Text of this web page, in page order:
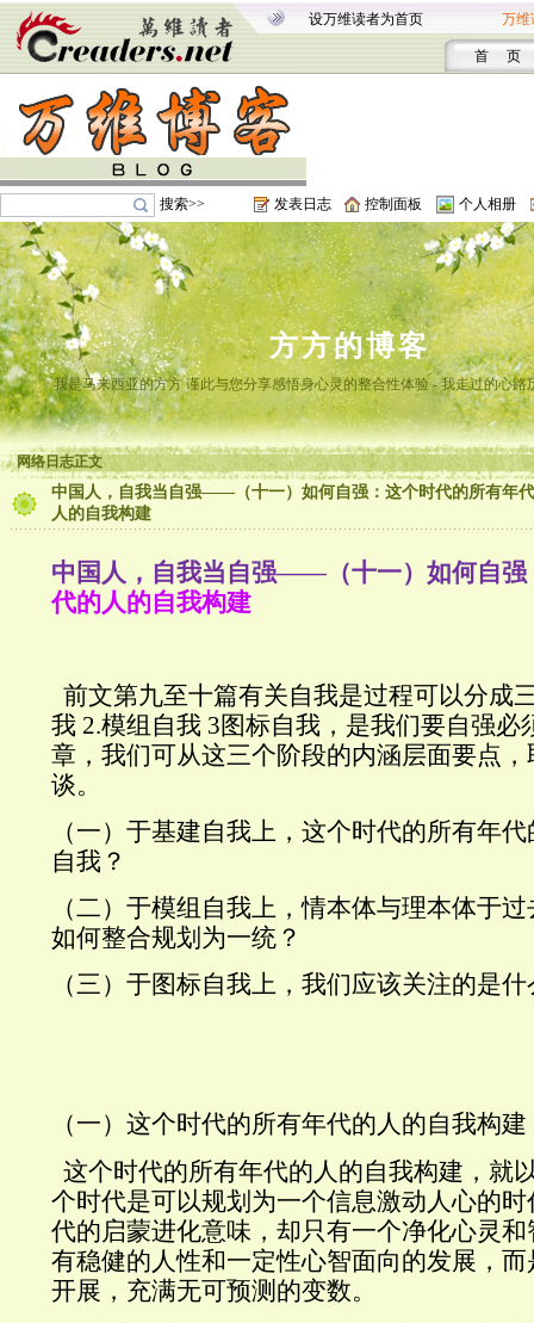
设万维读者为首页 万维
首 页
搜索>> 发表日志 控制面板 个人相册
方方的博客
我是马来西亚的方方 谨此与您分享感悟身心灵的整合性体验 - 我走过的心路
网络日志正文
中国人，自我当自强——（十一）如何自强：这个时代的所有年
人的自我构建
中国人，自我当自强——（十一） 如何自强
代的人的自我构建
前文第九至十篇有关自我是过程可以分成
我 2.模组自我 3图标自我，是我们要自强必
章，我们可从这三个阶段的内涵层面要点
谈。
（一）于基建自我上，这个时代的所有年
自我？
（二）于模组自我上，情本体与理本体于
如何整合规划为一统？
（三）于图标自我上，我们应该关注的是什
（一）这个时代的所有年代的人的自我构建
这个时代的所有年代的人的自我构建，就
个时代是可以规划为一个信息激动人心的
代的启蒙进化意味，却只有一个净化心灵
有稳健的人性和一定性心智面向的发展，
开展，充满无可预测的变数。